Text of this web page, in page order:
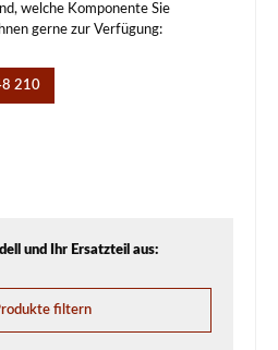
welche Komponente Sie
gerne zur Verfügung:
210
und Ihr Ersatzteil aus:
filtern